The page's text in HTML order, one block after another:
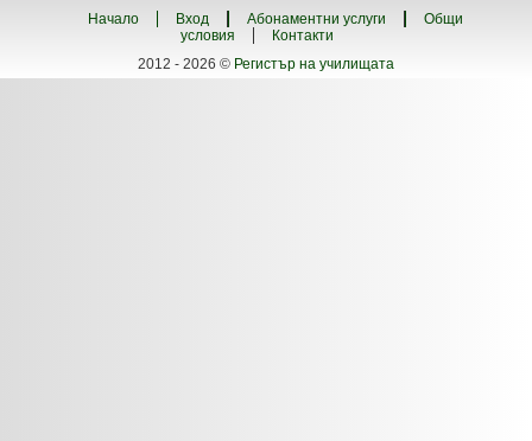
Начало Вход Абонаментни услуги
Общи
условия
Контакти
2012 - 2026 © Регистър на училищата